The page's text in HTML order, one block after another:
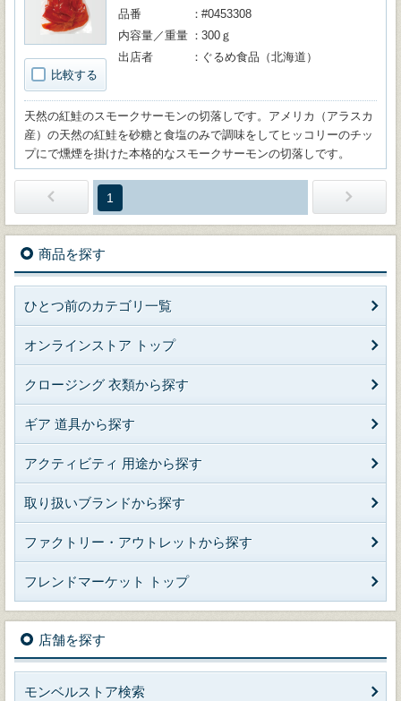
比較する
品番
#0453308
内容量／重量
300ｇ
出店者
ぐるめ食品（北海道）
天然の紅鮭のスモークサーモンの切落しです。アメリカ（アラスカ
産）の天然の紅鮭を砂糖と食塩のみで調味をしてヒッコリーのチッ
プにで燻煙を掛けた本格的なスモークサーモンの切落しです。
1
商品を探す
ひとつ前のカテゴリ一覧
オンラインストア トップ
クロージング 衣類から探す
ギア 道具から探す
アクティビティ 用途から探す
取り扱いブランドから探す
ファクトリー・アウトレットから探す
フレンドマーケット トップ
店舗を探す
モンベルストア検索